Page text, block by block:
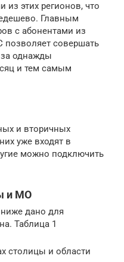
из этих регионов, что
Главным
с абонентами из
совершать
однажды
и тем самым
и вторичных
уже входят в
можно подключить
и МО
дано для
Таблица 1
столицы и области